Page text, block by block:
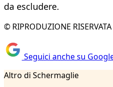
da escludere.
© RIPRODUZIONE RISERVATA
Seguici anche su
Altro di Schermaglie